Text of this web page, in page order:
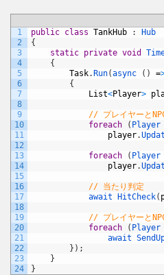
1
2
3
4
5
6
7
8
9
10
11
12
13
14
15
16
17
18
19
20
21
22
23
24
public class TankHub :
Hub
{
static private void
{
Task. Run(async ( ) =
{
List<Player>
// プレイヤーと
foreach
( Player
player.
foreach ( Player
player.
// 当たり判定
await
HitCheck(
// プレイヤーと
foreach
( Player
await
} ) ;
}
}